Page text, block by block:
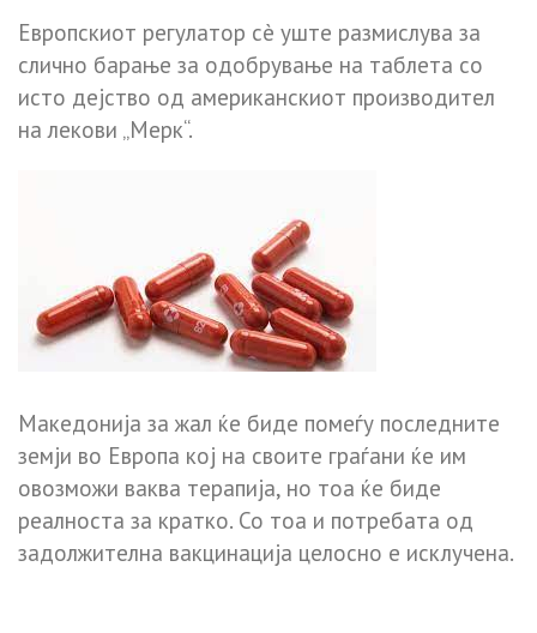
Европскиот регулатор сè уште размислува за
слично барање за одобрување на таблета со
исто дејство од американскиот производител
на лекови „Мерк“.
Македонија за жал ќе биде помеѓу последните
земји во Европа кој на своите граѓани ќе им
овозможи ваква терапија, но тоа ќе биде
реалноста за кратко. Со тоа и потребата од
задолжителна вакцинација целосно е исклучена.